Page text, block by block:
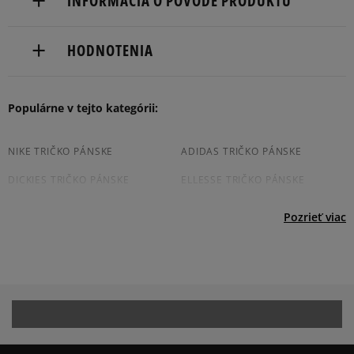
Dostupné spôsoby doručenia:
boxy: Z-BOX),
slovenská pošta - na adresu,
Dostupné spôsoby platby:
prevod,
Colosseum
Product.Safety.EMEA@nike.com
HODNOTENIA
Produkt nemá žiadne recenzie
Populárne v tejto kategórii:
NIKE TRIČKO PÁNSKE ADIDAS TRIČKO PÁNSKE
DICKIES TRIČKO PÁNSKE ELLESSE TRIČKO PÁNSKE
Pozrieť viac